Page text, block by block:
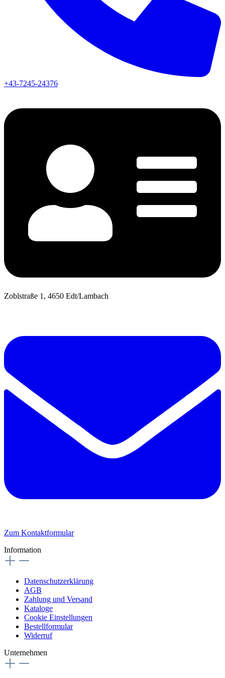
+43-7245-24376
Zoblstraße 1, 4650 Edt/Lambach
Zum Kontaktformular
Information
Datenschutzerklärung
AGB
Zahlung und Versand
Kataloge
Cookie Einstellungen
Bestellformular
Widerruf
Unternehmen